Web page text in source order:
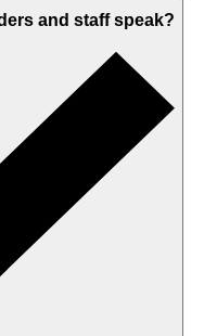
and staff speak?